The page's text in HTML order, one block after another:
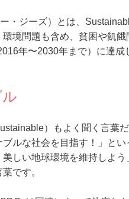
・ジーズ）とは、
境問題も含め、 貧困や飢餓
年〜2030年まで）に達成
）もよく聞く言葉
ルな社会を目指す！」と
しい地球環境を維持しよ
です。